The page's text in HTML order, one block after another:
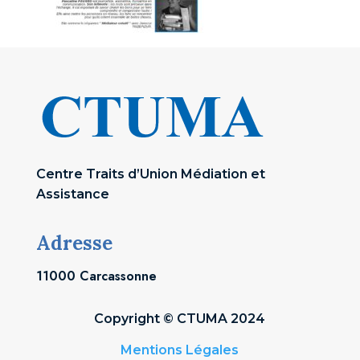
Centre Traits d’Union Médiation et
Assistance
Adresse
11000 Carcassonne
Copyright © CTUMA 2024
Mentions Légales